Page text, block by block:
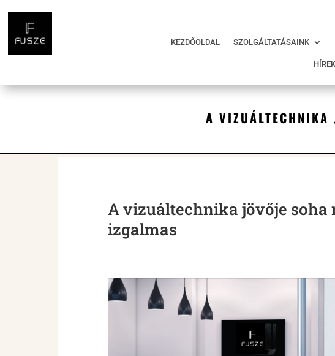
KEZDŐOLDAL SZOLGÁLTATÁSAINK
A VIZUÁLTECHNIKA
A vizuáltechnika jövője soha
izgalmas